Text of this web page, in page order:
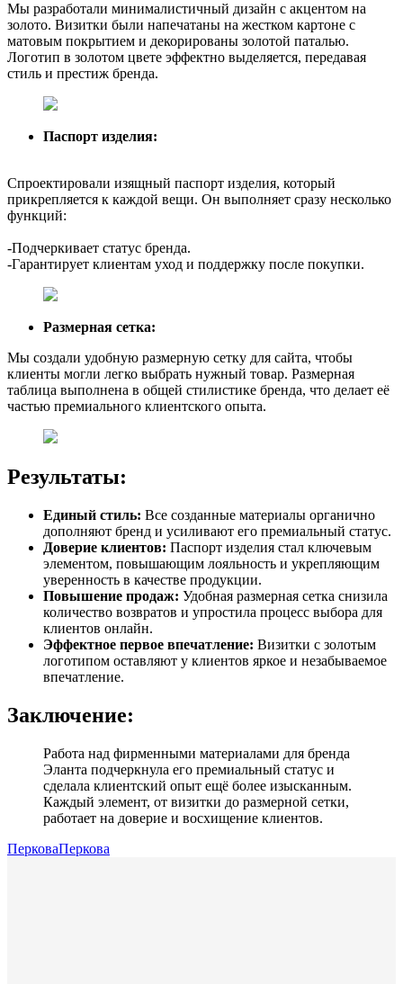
Мы разработали минималистичный дизайн с акцентом на
золото. Визитки были напечатаны на жестком картоне с
матовым покрытием и декорированы золотой паталью.
Логотип в золотом цвете эффектно выделяется, передавая
стиль и престиж бренда.
Паспорт изделия:
Спроектировали изящный паспорт изделия, который
прикрепляется к каждой вещи. Он выполняет сразу несколько
функций:
-Подчеркивает статус бренда.
-Гарантирует клиентам уход и поддержку после покупки.
Размерная сетка:
Мы создали удобную размерную сетку для сайта, чтобы
клиенты могли легко выбрать нужный товар. Размерная
таблица выполнена в общей стилистике бренда, что делает её
частью премиального клиентского опыта.
Результаты:
Единый стиль: Все созданные материалы органично
дополняют бренд и усиливают его премиальный статус.
Доверие клиентов: Паспорт изделия стал ключевым
элементом, повышающим лояльность и укрепляющим
уверенность в качестве продукции.
Повышение продаж: Удобная размерная сетка снизила
количество возвратов и упростила процесс выбора для
клиентов онлайн.
Эффектное первое впечатление: Визитки с золотым
логотипом оставляют у клиентов яркое и незабываемое
впечатление.
Заключение:
Работа над фирменными материалами для бренда
Эланта подчеркнула его премиальный статус и
сделала клиентский опыт ещё более изысканным.
Каждый элемент, от визитки до размерной сетки,
работает на доверие и восхищение клиентов.
ПерковаПеркова